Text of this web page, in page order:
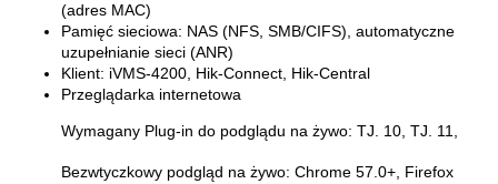
(adres MAC)
Pamięć sieciowa: NAS (NFS, SMB/CIFS), automatyczne
uzupełnianie sieci (ANR)
Klient: iVMS-4200, Hik-Connect, Hik-Central
Przeglądarka internetowa
Wymagany Plug-in do podglądu na żywo: TJ. 10, TJ. 11,
Bezwtyczkowy podgląd na żywo: Chrome 57.0+, Firefox